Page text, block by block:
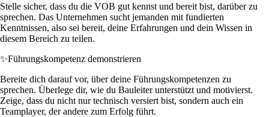
Stelle sicher, dass du die VOB gut kennst und bereit bist, darüber zu
sprechen. Das Unternehmen sucht jemanden mit fundierten
Kenntnissen, also sei bereit, deine Erfahrungen und dein Wissen in
diesem Bereich zu teilen.
✨Führungskompetenz demonstrieren
Bereite dich darauf vor, über deine Führungskompetenzen zu
sprechen. Überlege dir, wie du Bauleiter unterstützt und motivierst.
Zeige, dass du nicht nur technisch versiert bist, sondern auch ein
Teamplayer, der andere zum Erfolg führt.